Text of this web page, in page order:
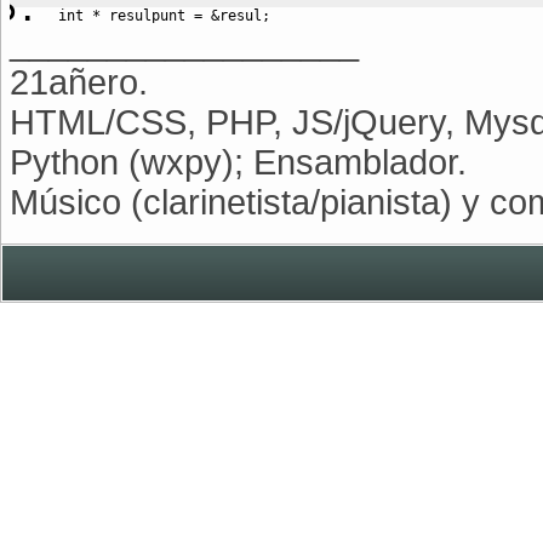
int * resulpunt = &resul ;
return resulpunt
}
21añero.
HTML/CSS, PHP, JS/jQuery,
Python (wxpy); Ensamblador.
Músico (clarinetista/pianista) y